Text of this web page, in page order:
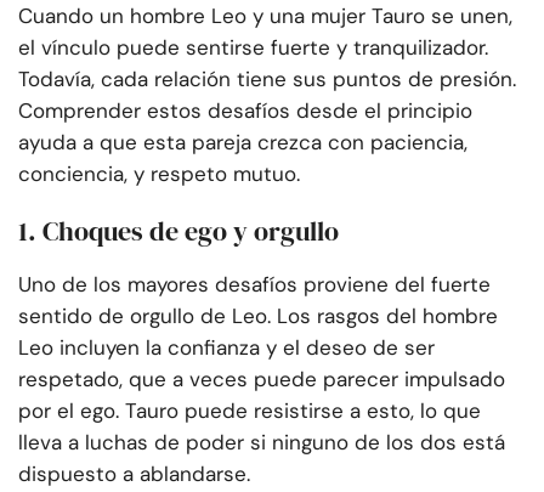
Cuando un hombre Leo y una mujer Tauro se unen,
el vínculo puede sentirse fuerte y tranquilizador.
Todavía, cada relación tiene sus puntos de presión.
Comprender estos desafíos desde el principio
ayuda a que esta pareja crezca con paciencia,
conciencia, y respeto mutuo.
1. Choques de ego y orgullo
Uno de los mayores desafíos proviene del fuerte
sentido de orgullo de Leo. Los rasgos del hombre
Leo incluyen la confianza y el deseo de ser
respetado, que a veces puede parecer impulsado
por el ego. Tauro puede resistirse a esto, lo que
lleva a luchas de poder si ninguno de los dos está
dispuesto a ablandarse.